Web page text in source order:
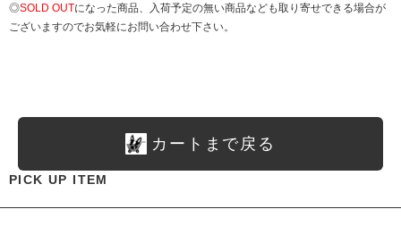
◎SOLD OUTになった商品、入荷予定の無い商品なども取り寄せできる場合が
ございますのでお気軽にお問い合わせ下さい。
カートまで戻る
PICK UP ITEM